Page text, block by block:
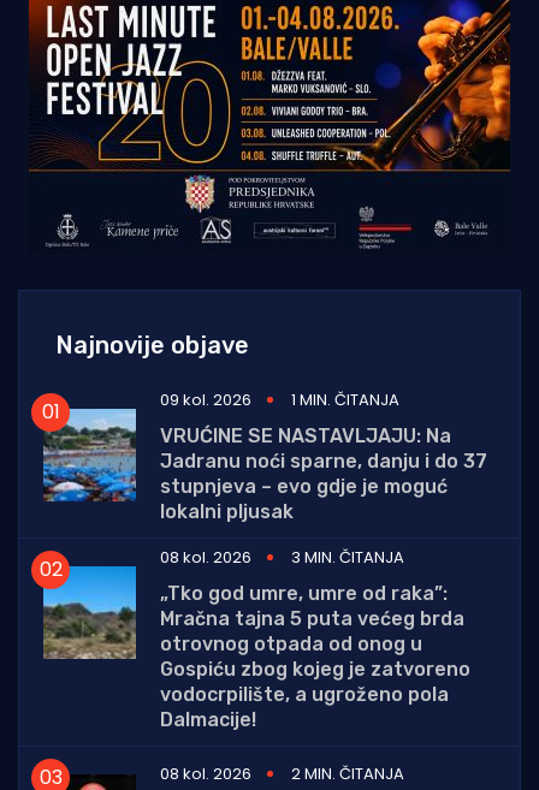
Najnovije objave
09 kol. 2026
1 MIN. ČITANJA
VRUĆINE SE NASTAVLJAJU: Na
Jadranu noći sparne, danju i do 37
stupnjeva – evo gdje je moguć
lokalni pljusak
08 kol. 2026
3 MIN. ČITANJA
„Tko god umre, umre od raka”:
Mračna tajna 5 puta većeg brda
otrovnog otpada od onog u
Gospiću zbog kojeg je zatvoreno
vodocrpilište, a ugroženo pola
Dalmacije!
08 kol. 2026
2 MIN. ČITANJA